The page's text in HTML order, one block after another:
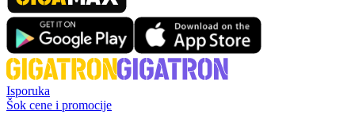
Isporuka
Šok cene i promocije